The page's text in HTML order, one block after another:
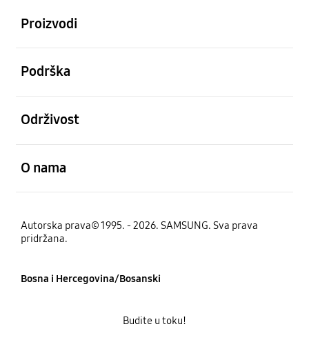
Proizvodi
Podrška
Održivost
O nama
Autorska prava© 1995. - 2026. SAMSUNG. Sva prava
pridržana.
Bosna i Hercegovina/Bosanski
Budite u toku!